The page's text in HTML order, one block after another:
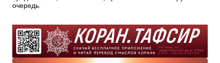
очередь.